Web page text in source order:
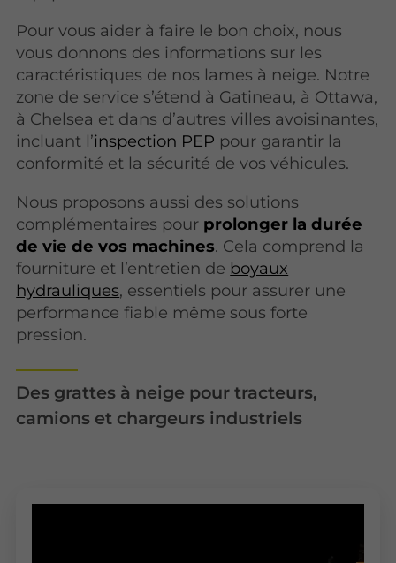
Pour vous aider à faire le bon choix, nous
vous donnons des informations sur les
caractéristiques de nos lames à neige. Notre
zone de service s’étend à Gatineau, à Ottawa,
à Chelsea et dans d’autres villes avoisinantes,
incluant l’inspection PEP pour garantir la
conformité et la sécurité de vos véhicules.
Nous proposons aussi des solutions
complémentaires pour prolonger la durée
de vie de vos machines. Cela comprend la
fourniture et l’entretien de boyaux
hydrauliques, essentiels pour assurer une
performance fiable même sous forte
pression.
Des grattes à neige pour tracteurs,
camions et chargeurs industriels